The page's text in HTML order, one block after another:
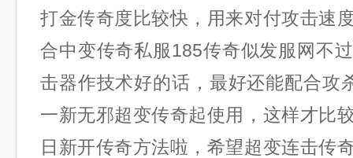
打金传奇度比较快，用来对付攻击速
合中变传奇私服185传奇似发服网不
击器作技术好的话，最好还能配合攻
一新无邪超变传奇起使用，这样才比
日新开传奇方法啦，希望超变连击传